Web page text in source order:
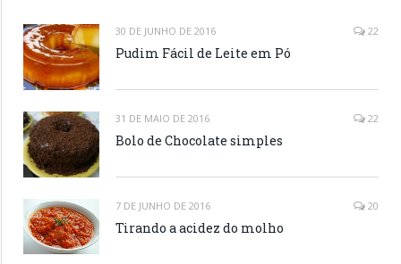
30 DE JUNHO DE 2016 22
Pudim Fácil de Leite em Pó
31 DE MAIO DE 2016 22
Bolo de Chocolate simples
7 DE JUNHO DE 2016 20
Tirando a acidez do molho